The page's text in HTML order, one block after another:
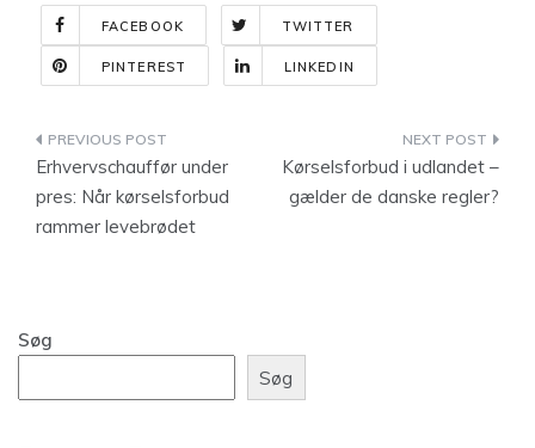
FACEBOOK TWITTER
PINTEREST LINKEDIN
Indlægsnavigation
Erhvervschauffør under
pres: Når kørselsforbud
rammer levebrødet
Kørselsforbud i udlandet –
gælder de danske regler?
Søg
Søg